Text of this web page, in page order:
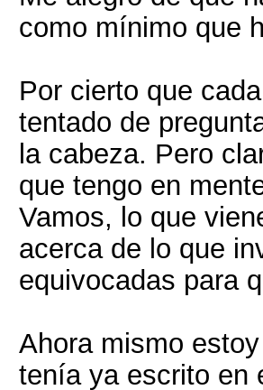
como mínimo que
Por cierto que
tentado de
la cabeza. Pero
que tengo en
Vamos, lo que
acerca de lo que
equivocadas para
Ahora mismo
tenía ya escrito en